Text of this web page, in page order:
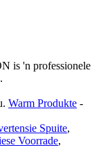
is 'n professionele
Warm Produkte -
Spuite,
Voorrade,